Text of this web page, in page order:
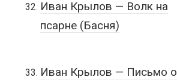
Иван Крылов — Волк на
псарне (Басня)
Иван Крылов — Письмо о